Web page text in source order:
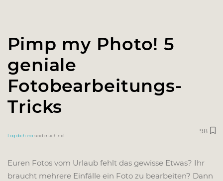
Pimp my Photo! 5
geniale
Fotobearbeitungs-
Tricks
Log dich ein und mach mit
98
Euren Fotos vom Urlaub fehlt das gewisse Etwas? Ihr
braucht mehrere Einfälle ein Foto zu bearbeiten? Dann